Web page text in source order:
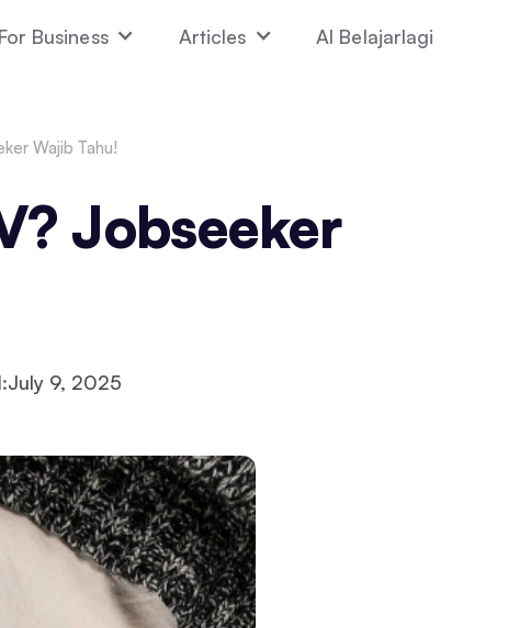
For Business Articles AI Belajarlagi
Wajib Tahu!
Jobseeker
July 9, 2025